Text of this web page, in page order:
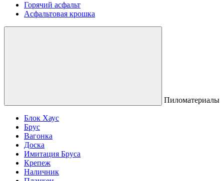
Горячий асфальт
Асфальтовая крошка
Пиломатериалы
Блок Хаус
Брус
Вагонка
Доска
Имитация Бруса
Крепеж
Наличник